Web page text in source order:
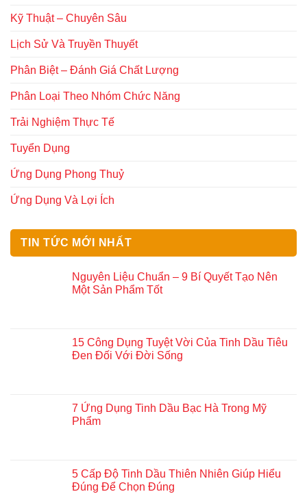
Kỹ Thuật – Chuyên Sâu
Lịch Sử Và Truyền Thuyết
Phân Biệt – Đánh Giá Chất Lượng
Phân Loại Theo Nhóm Chức Năng
Trải Nghiệm Thực Tế
Tuyển Dụng
Ứng Dụng Phong Thuỷ
Ứng Dụng Và Lợi Ích
TIN TỨC MỚI NHẤT
Nguyên Liệu Chuẩn – 9 Bí Quyết Tạo Nên
Một Sản Phẩm Tốt
15 Công Dụng Tuyệt Vời Của Tinh Dầu Tiêu
Đen Đối Với Đời Sống
7 Ứng Dụng Tinh Dầu Bạc Hà Trong Mỹ
Phẩm
5 Cấp Độ Tinh Dầu Thiên Nhiên Giúp Hiểu
Đúng Để Chọn Đúng